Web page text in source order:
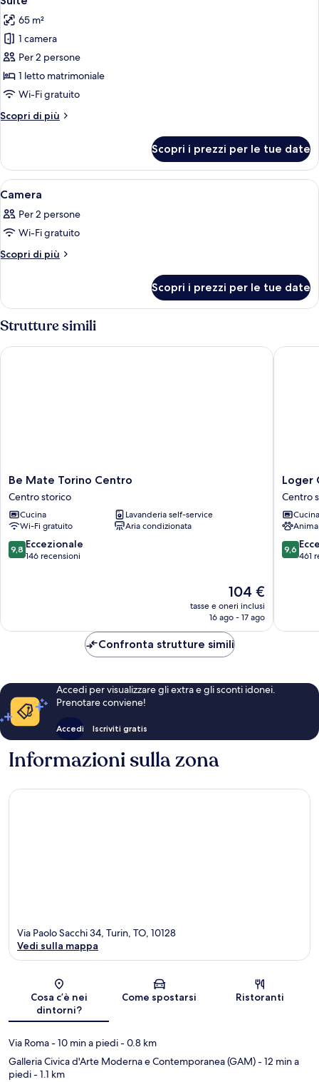
letto
tutte
le
foto
per
Suite
65 m²
1 camera
Per 2 persone
1 letto matrimoniale
Wi-Fi gratuito
Scopri di più
Altri
Scopri i prezzi per le tue date
Apri
tutte
le
foto
per
Una camera d'albergo con un letto,
23
Camera
Per 2 persone
Wi-Fi gratuito
Scopri di più
Altri
Scopri i prezzi per le tue date
Strutture simili
Be
Mate
Torino
Centro
Centro
storico
Be Mate Torino Centro
Centro storico
Cucina
Lavanderia self-service
Wi-Fi gratuito
Aria condizionata
9.8
su
9,8 Eccezionale
146 recensioni
Il
prezzo
attuale
104 €
104 €
tasse e oneri inclusi
16 ago - 17 ago
Be Mate Torino Centro
Loger
Confort
&
Centro
storico
Loger
Centro
Cucina
9.6
su
9,6
461
Loger
Confronta strutture simili
Accedi per visualizzare gli extra e gli sconti idonei.
Prenotare conviene!
Accedi Iscriviti gratis
Informazioni sulla zona
Mappa
Via Paolo Sacchi 34, Turin, TO, 10128
Vedi sulla mappa
Cosa c’è nei
dintorni?
Come spostarsi Ristoranti
Via Roma- 10 min a piedi- 0.8 km
Galleria Civica d'Arte Moderna e Contemporanea (GAM)- 12 min a
piedi- 1.1 km